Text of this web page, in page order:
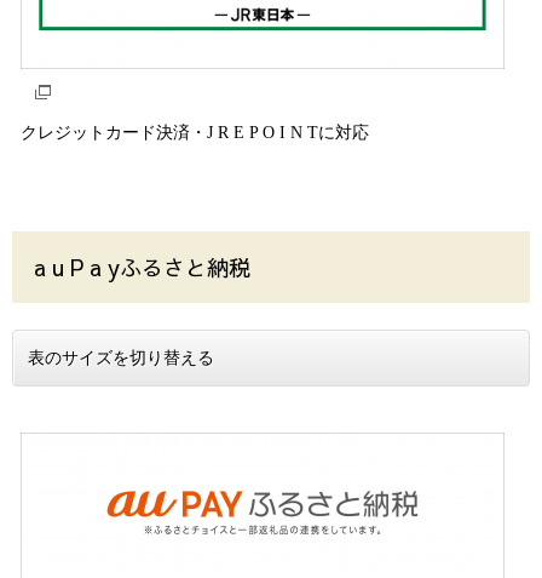
クレジットカード決済・J R E P O I N Tに対応
a u P a yふるさと納税
表のサイズを切り替える